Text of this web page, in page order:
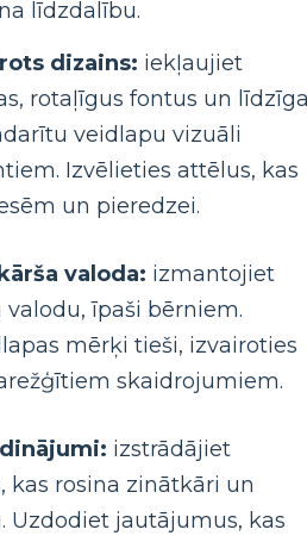
līdzdalību.
dizains: iekļaujiet
rotaļīgus fontus un
veidlapu vizuāli
Izvēlieties attēlus, kas
un pieredzei.
valoda: izmantojiet
īpaši bērniem.
mērķi tieši, izvairoties
skaidrojumiem.
izstrādājiet
kas rosina zinātkāri un
Uzdodiet jautājumus, kas